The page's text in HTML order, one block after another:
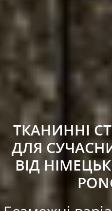
ТКАНИННІ
ДЛЯ
ВІД
Безмежні